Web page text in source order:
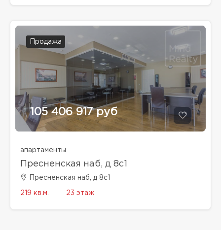
Продажа
105 406 917 руб
апартаменты
Пресненская наб, д 8с1
Пресненская наб, д 8с1
219 кв.м. 23 этаж